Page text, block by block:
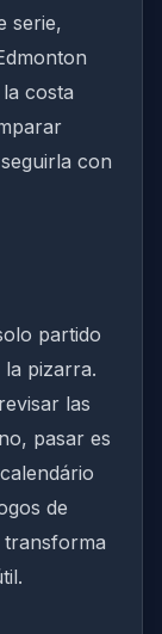
serie,
costa
con
partido
pizarra.
las
pasar es
de